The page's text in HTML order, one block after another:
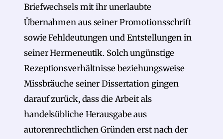
Briefwechsels mit ihr unerlaubte
Übernahmen aus seiner Promotionsschrift
sowie Fehldeutungen und Entstellungen in
seiner Hermeneutik. Solch ungünstige
Rezeptionsverhältnisse beziehungsweise
Missbräuche seiner Dissertation gingen
darauf zurück, dass die Arbeit als
handelsübliche Herausgabe aus
autorenrechtlichen Gründen erst nach der